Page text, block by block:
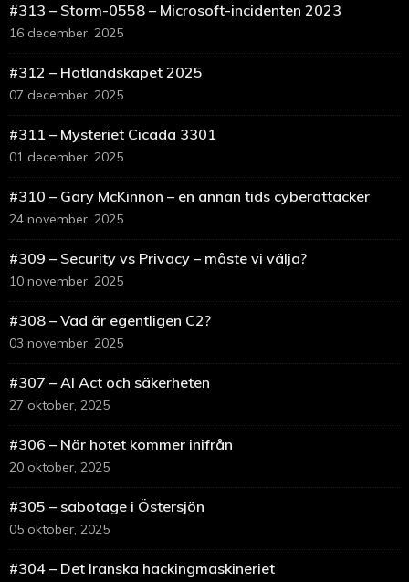
#313 – Storm-0558 – Microsoft-incidenten 2023
16 december, 2025
#312 – Hotlandskapet 2025
07 december, 2025
#311 – Mysteriet Cicada 3301
01 december, 2025
#310 – Gary McKinnon – en annan tids cyberattacker
24 november, 2025
#309 – Security vs Privacy – måste vi välja?
10 november, 2025
#308 – Vad är egentligen C2?
03 november, 2025
#307 – AI Act och säkerheten
27 oktober, 2025
#306 – När hotet kommer inifrån
20 oktober, 2025
#305 – sabotage i Östersjön
05 oktober, 2025
#304 – Det Iranska hackingmaskineriet